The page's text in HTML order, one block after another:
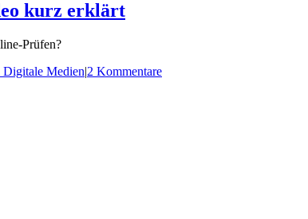
kurz erklärt
Prüfen?
Medien|2 Kommentare